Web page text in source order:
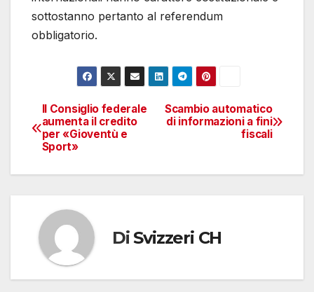
sottostanno pertanto al referendum
obbligatorio.
Navigazione
articoli
Scambio automatico
di informazioni a fini
fiscali
Il Consiglio federale
aumenta il credito
per «Gioventù e
Sport»
Di Svizzeri CH